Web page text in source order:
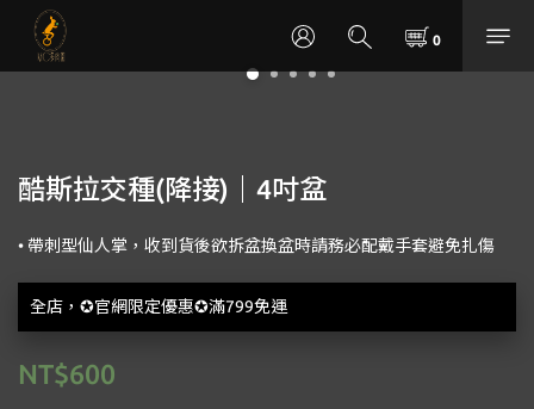
酷斯拉交種(降接)｜4吋盆
• 帶刺型仙人掌，收到貨後欲拆盆換盆時請務必配戴手套避免扎傷
全店，✪官網限定優惠✪滿799免運
NT$600